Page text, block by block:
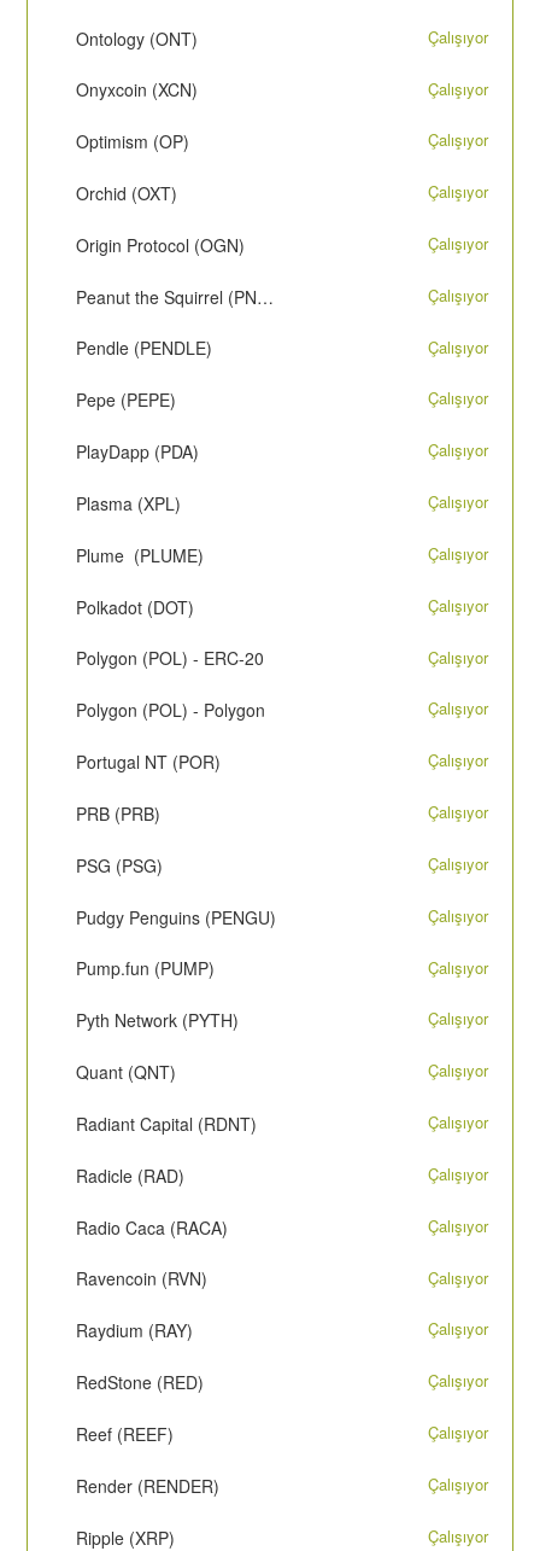
Ontology (ONT) Çalışıyor
Onyxcoin (XCN) Çalışıyor
Optimism (OP) Çalışıyor
Orchid (OXT) Çalışıyor
Origin Protocol (OGN) Çalışıyor
Peanut the Squirrel (PNUT) Çalışıyor
Pendle (PENDLE) Çalışıyor
Pepe (PEPE) Çalışıyor
PlayDapp (PDA) Çalışıyor
Plasma (XPL) Çalışıyor
Plume (PLUME) Çalışıyor
Polkadot (DOT) Çalışıyor
Polygon (POL) - ERC-20 Çalışıyor
Polygon (POL) - Polygon Çalışıyor
Portugal NT (POR) Çalışıyor
PRB (PRB) Çalışıyor
PSG (PSG) Çalışıyor
Pudgy Penguins (PENGU) Çalışıyor
Pump.fun (PUMP) Çalışıyor
Pyth Network (PYTH) Çalışıyor
Quant (QNT) Çalışıyor
Radiant Capital (RDNT) Çalışıyor
Radicle (RAD) Çalışıyor
Radio Caca (RACA) Çalışıyor
Ravencoin (RVN) Çalışıyor
Raydium (RAY) Çalışıyor
RedStone (RED) Çalışıyor
Reef (REEF) Çalışıyor
Render (RENDER) Çalışıyor
Ripple (XRP) Çalışıyor